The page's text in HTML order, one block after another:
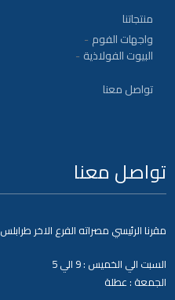
منتجاتنا
واجهات الفوم
البيوت الفولاذية
تواصل معنا
تواصل معنا
مقرنا الرئيسي مصراته الفرع الاخر طرابلس
السبت الي الخميس : 9 الي 5
الجمعة : عطلة